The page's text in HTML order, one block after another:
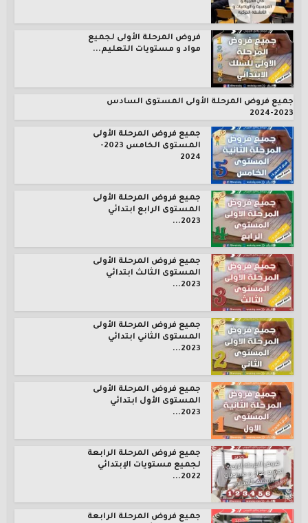
فروض المرحلة الأولى لجميع
مواد و مستويات التعليم...
جميع فروض المرحلة الأولى المستوى السادس
2023-2024
جميع فروض المرحلة الأولى
المستوى الخامس 2023-
2024
جميع فروض المرحلة الأولى
المستوى الرابع ابتدائي
2023...
جميع فروض المرحلة الأولى
المستوى الثالث ابتدائي
2023...
جميع فروض المرحلة الأولى
المستوى الثاني ابتدائي
2023...
جميع فروض المرحلة الأولى
المستوى الأول ابتدائي
2023...
جميع فروض المرحلة الرابعة
لجميع مستويات الإبتدائي
2022...
جميع فروض المرحلة الرابعة